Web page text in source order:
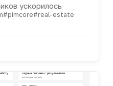
ускорилось
#pimcore#real-estate